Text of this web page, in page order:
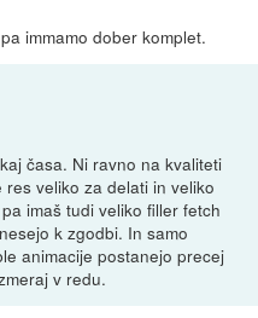
immamo dober komplet.
časa. Ni ravno na kvaliteti
veliko za delati in veliko
imaš tudi veliko filler fetch
k zgodbi. In samo
animacije postanejo precej
v redu.